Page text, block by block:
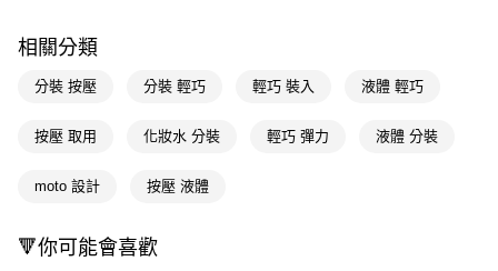
相關說明
【關於「AFTEE先享後付」】
１．簡單：不需註冊會員、不需綁卡、不需儲值。
３．安心：先確認商品／服務後，再付款。
１．於結帳方式選擇「AFTEE先享後付」後，將跳轉至「AFTEE先享後付」
結帳頁面，進行簡訊認證並確認金額後，即可完成結帳。
即享券
全家取貨付款
付款後全家取貨
相關分類
分裝 按壓 分裝 輕巧 輕巧 裝入 液體 輕巧
按壓 取用 化妝水 分裝 輕巧 彈力 液體 分裝
moto 設計 按壓 液體
🔻你可能會喜歡